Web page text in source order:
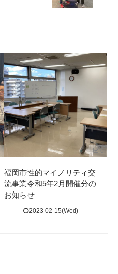
0
福岡市性的マイノリティ交
流事業令和5年2月開催分の
お知らせ
2023-02-15(Wed)